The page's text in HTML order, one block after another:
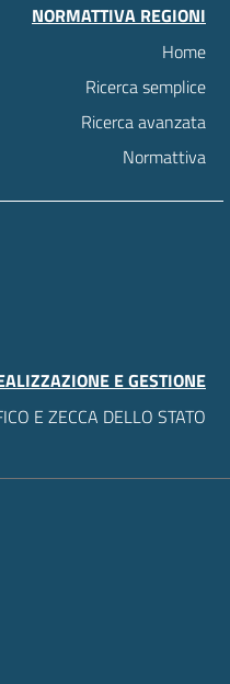
NORMATTIVA REGIONI
Home
Ricerca semplice
Ricerca avanzata
Normattiva
E GESTIONE
E ZECCA DELLO STATO